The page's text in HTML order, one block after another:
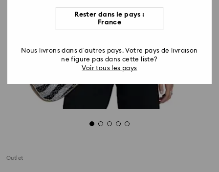
Outlet
Rester dans le pays :
France
Nous livrons dans d’autres pays. Votre pays de livraison
ne figure pas dans cette liste?
Voir tous les pays